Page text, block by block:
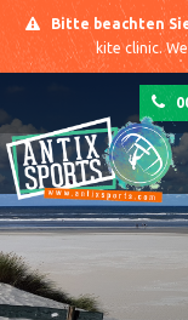
Bitte beachten
kite clinic.